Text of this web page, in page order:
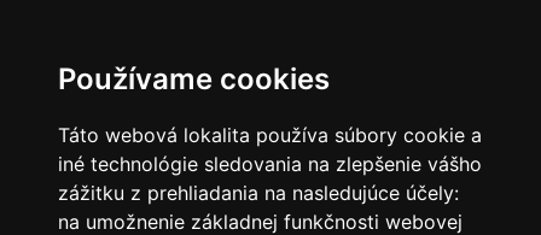
Používame cookies
Táto webová lokalita používa súbory cookie a
iné technológie sledovania na zlepšenie vášho
zážitku z prehliadania na nasledujúce účely:
na umožnenie základnej funkčnosti webovej